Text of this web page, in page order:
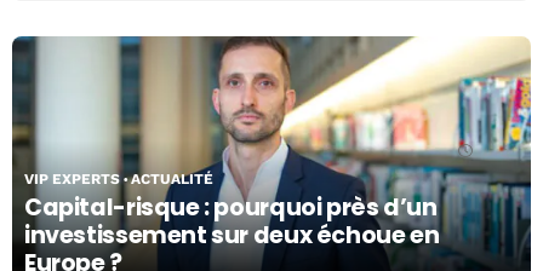
Capital-risque : pourquoi près d’un
investissement sur deux échoue en
Europe ?
VIP EXPERTS ACTUALITÉ
11/06/26